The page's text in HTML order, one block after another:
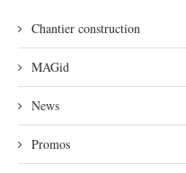
Chantier construction
MAGid
News
Promos